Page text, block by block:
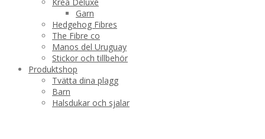
Garn
Hedgehog Fibres
The Fibre co
Manos del Uruguay
Stickor och tillbehör
Produktshop
Tvätta dina plagg
Barn
Halsdukar och sjalar